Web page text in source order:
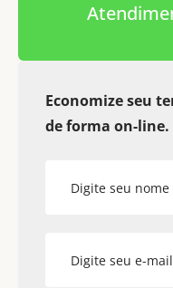
Economize seu
de forma on-line.